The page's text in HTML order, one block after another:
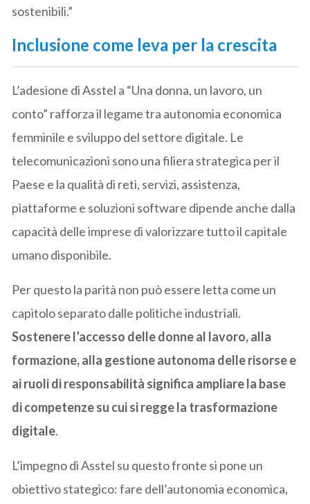
sostenibili.”
Inclusione come leva per la crescita
L’adesione di Asstel a “Una donna, un lavoro, un
conto” rafforza il legame tra autonomia economica
femminile e sviluppo del settore digitale. Le
telecomunicazioni sono una filiera strategica per il
Paese e la qualità di reti, servizi, assistenza,
piattaforme e soluzioni software dipende anche dalla
capacità delle imprese di valorizzare tutto il capitale
umano disponibile.
Per questo la parità non può essere letta come un
capitolo separato dalle politiche industriali.
Sostenere l’accesso delle donne al lavoro, alla
formazione, alla gestione autonoma delle risorse e
ai ruoli di responsabilità significa ampliare la base
di competenze su cui si regge la trasformazione
digitale.
L’impegno di Asstel su questo fronte si pone un
obiettivo stategico: fare dell’autonomia economica,